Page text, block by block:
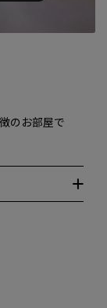
のお部屋で